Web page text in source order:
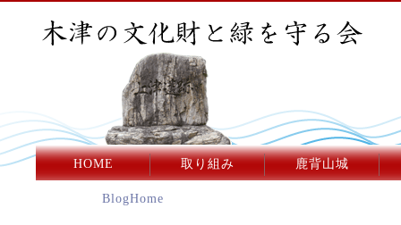
HOME 取り組み 鹿背山城
BlogHome